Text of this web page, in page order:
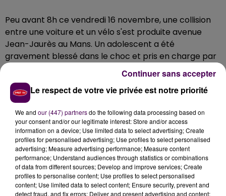
Peu avant 8h ce vendredi 16 novembre, une collision
entre une voiture et un vélo s'est produite avenue
Jean-Jaurès au Mans. Un adolescent a été
gravement blessé dans le choc et pris en charge par
les secours. Les pompiers de la caserne de la rue de
Degré notamment sont intervenus.
Le respect de votre vie privée est notre priorité
We and our (447) partnersdo the following data processing based on
your consent and/or our legitimate interest: Store and/or access
information on a device; Use limited data to select advertising; Create
profiles for personalised advertising; Use profiles to select personalised
advertising; Measure advertising performance; Measure content
performance; Understand audiences through statistics or combinations
of data from different sources; Develop and improve services; Create
profiles to personalise content; Use profiles to select personalised
content; Use limited data to select content; Ensure security, prevent and
detect fraud, and fix errors; Deliver and present advertising and content;
Continuer sans accepter